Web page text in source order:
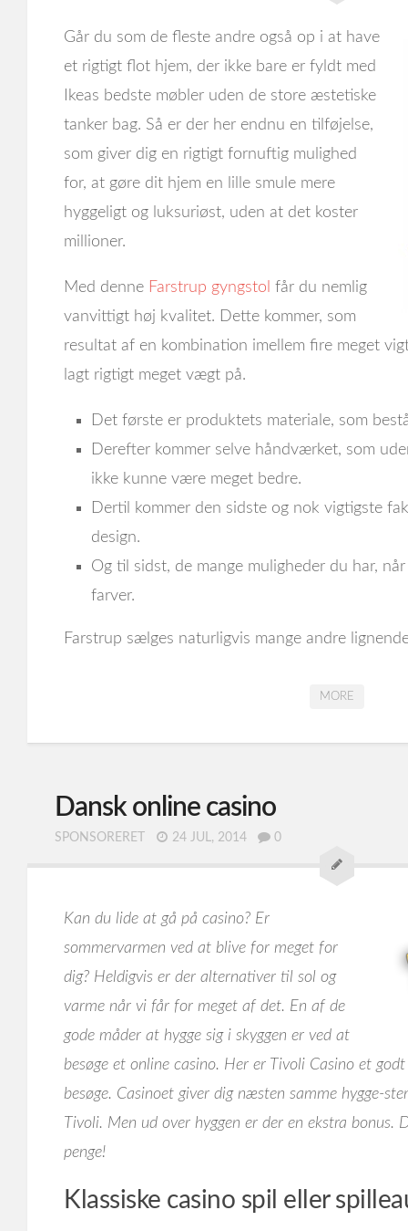
Går du som de fleste andre også op i at have
et rigtigt flot hjem, der ikke bare er fyldt med
Ikeas bedste møbler uden de store æstetiske
tanker bag. Så er der her endnu en tilføjelse,
som giver dig en rigtigt fornuftig mulighed
for, at gøre dit hjem en lille smule mere
hyggeligt og luksuriøst, uden at det koster
millioner.
Med denne Farstrup gyngstol får du nemlig
vanvittigt høj kvalitet. Dette kommer, som
resultat af en kombination imellem fire meget
lagt rigtigt meget vægt på.
Det første er produktets materiale, som
Derefter kommer selve håndværket, som
ikke kunne være meget bedre.
Dertil kommer den sidste og nok vigtigste
design.
Og til sidst, de mange muligheder du har,
farver.
Farstrup sælges naturligvis mange andre
MORE
Dansk online casino
SPONSORERET 24 JUL, 2014 0
Kan du lide at gå på casino? Er
sommervarmen ved at blive for meget for
dig? Heldigvis er der alternativer til sol og
varme når vi får for meget af det. En af de
gode måder at hygge sig i skyggen er ved at
besøge et online casino. Her er Tivoli Casino et
besøge. Casinoet giver dig næsten samme hygge-
Tivoli. Men ud over hyggen er der en ekstra bonus.
penge!
Klassiske casino spil eller